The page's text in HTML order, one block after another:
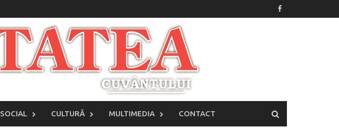
SOCIAL CULTURĂ MULTIMEDIA CONTACT